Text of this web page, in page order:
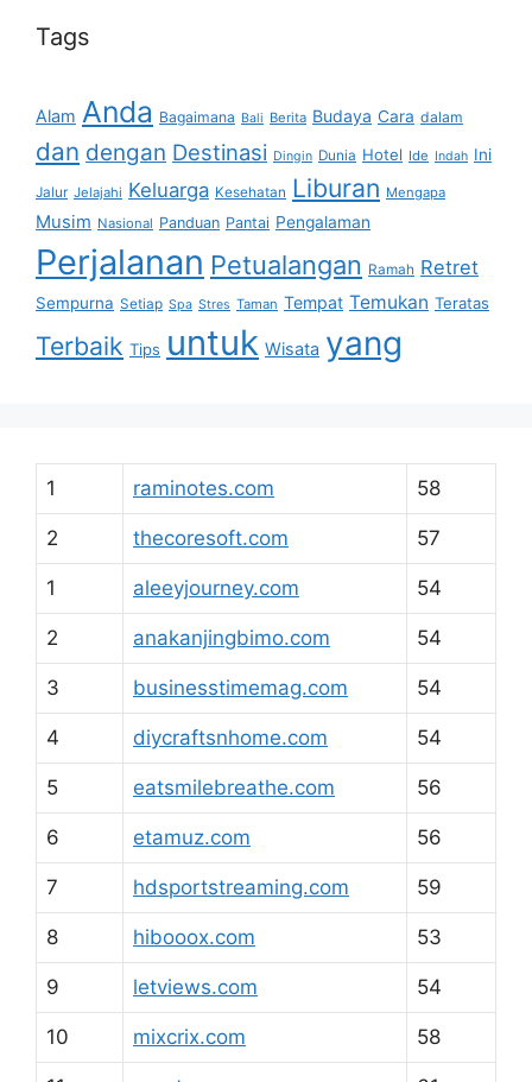
Tags
Alam Anda Bagaimana Bali Berita Budaya Cara dalam
dan dengan Destinasi Dingin Dunia Hotel Ide Indah Ini
Jalur Jelajahi Keluarga Kesehatan Liburan Mengapa
Musim Nasional Panduan Pantai Pengalaman
Perjalanan Petualangan Ramah Retret
Sempurna Setiap Spa Stres Taman Tempat Temukan Teratas
Terbaik Tips untuk Wisata yang
1 raminotes.com 58
2 thecoresoft.com 57
1 aleeyjourney.com 54
2 anakanjingbimo.com 54
3 businesstimemag.com 54
4 diycraftsnhome.com 54
5 eatsmilebreathe.com 56
6 etamuz.com 56
7 hdsportstreaming.com 59
8 hibooox.com 53
9 letviews.com 54
10 mixcrix.com 58